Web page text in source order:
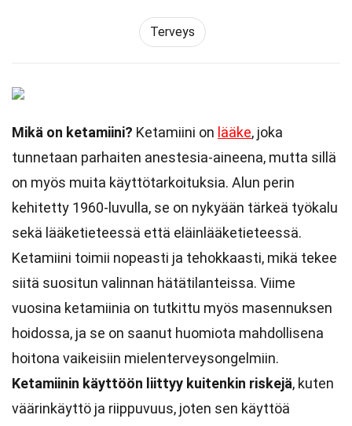
Terveys
Mikä on ketamiini? Ketamiini on lääke, joka
tunnetaan parhaiten anestesia-aineena, mutta sillä
on myös muita käyttötarkoituksia. Alun perin
kehitetty 1960-luvulla, se on nykyään tärkeä työkalu
sekä lääketieteessä että eläinlääketieteessä.
Ketamiini toimii nopeasti ja tehokkaasti, mikä tekee
siitä suositun valinnan hätätilanteissa. Viime
vuosina ketamiinia on tutkittu myös masennuksen
hoidossa, ja se on saanut huomiota mahdollisena
hoitona vaikeisiin mielenterveysongelmiin.
Ketamiinin käyttöön liittyy kuitenkin riskejä, kuten
väärinkäyttö ja riippuvuus, joten sen käyttöä